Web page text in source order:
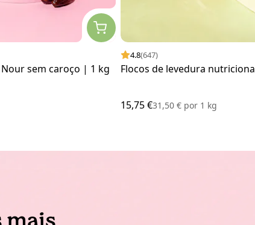
sem caroço | 1 kg
4.8(647)
Flocos de levedura
15,75 €31,50 € por1 kg